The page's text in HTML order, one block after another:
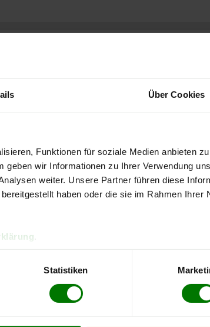
Über Cookies
Funktionen für soziale Medien anbieten
wir Informationen zu Ihrer Verwendung
weiter. Unsere Partner führen diese
haben oder die sie im Rahmen Ihrer
Statistiken